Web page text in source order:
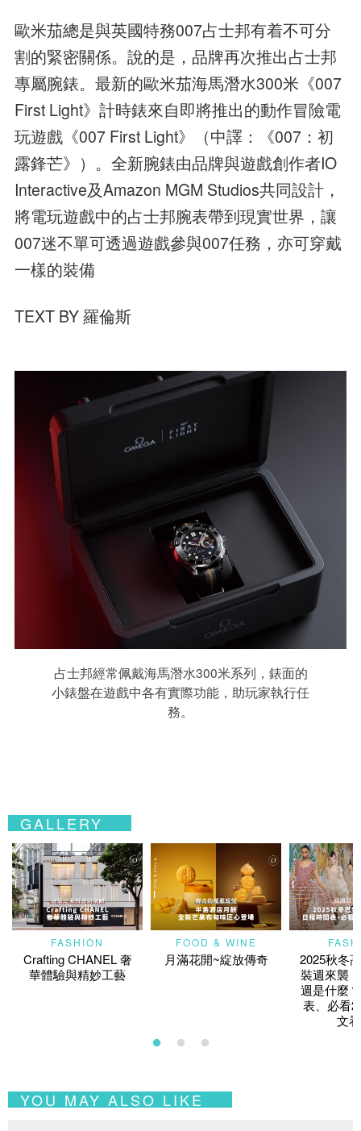
歐米茄總是與英國特務007占士邦有着不可分
割的緊密關係。說的是，品牌再次推出占士邦
專屬腕錶。最新的歐米茄海馬潛水300米《007
First Light》計時錶來自即將推出的動作冒險電
玩遊戲《007 First Light》（中譯：《007：初
露鋒芒》）。全新腕錶由品牌與遊戲創作者IO
Interactive及Amazon MGM Studios共同設計，
將電玩遊戲中的占士邦腕表帶到現實世界，讓
007迷不單可透過遊戲參與007任務，亦可穿戴
一樣的裝備
TEXT BY 羅倫斯
占士邦經常佩戴海馬潛水300米系列，錶面的
小錶盤在遊戲中各有實際功能，助玩家執行任
務。
GALLERY
FASHION
Crafting CHANEL 奢
華體驗與精妙工藝
FOOD & WINE
月滿花開~綻放傳奇
2025秋冬
裝週來襲
週是什麼
表、必看
文
YOU MAY ALSO LIKE